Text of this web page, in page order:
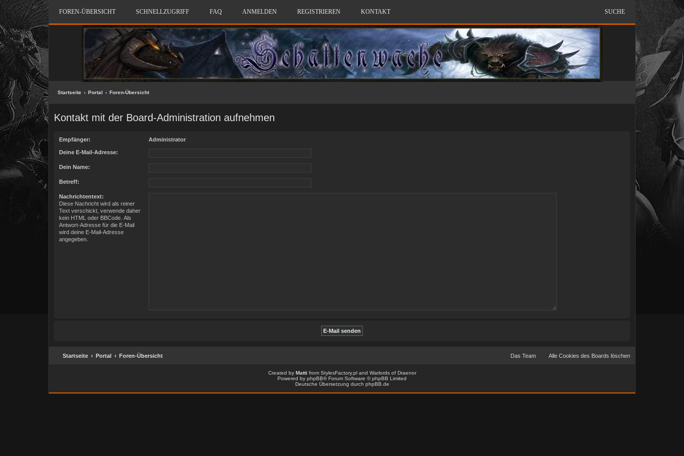
FOREN-ÜBERSICHT SCHNELLZUGRIFF FAQ ANMELDEN REGISTRIEREN KONTAKT SUCHE
Startseite Portal Foren-Übersicht
Kontakt mit der Board-Administration aufnehmen
Empfänger: Administrator
Deine E-Mail-Adresse:
Dein Name:
Betreff:
Nachrichtentext:
Diese Nachricht wird als reiner
Text verschickt, verwende daher
kein HTML oder BBCode. Als
Antwort-Adresse für die E-Mail
wird deine E-Mail-Adresse
angegeben.
Startseite Portal Foren-Übersicht Alle Cookies des Boards löschen
Das Team
Created by Matti from StylesFactory.pland Warlords of Draenor
Powered by phpBB® Forum Software © phpBB Limited
Deutsche Übersetzung durch phpBB.de